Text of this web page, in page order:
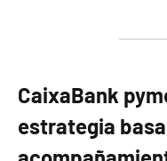
CaixaBank
estrategia